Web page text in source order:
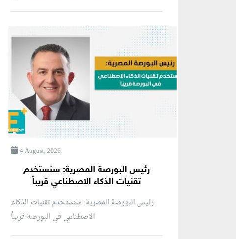
4 August, 2026
رئيس البورصة المصرية: سنستخدم
تقنيات الذكاء الاصطناعي قريباً
رئيس البورصة المصرية: سنستخدم تقنيات الذكاء
الاصطناعي في البورصة قريباً